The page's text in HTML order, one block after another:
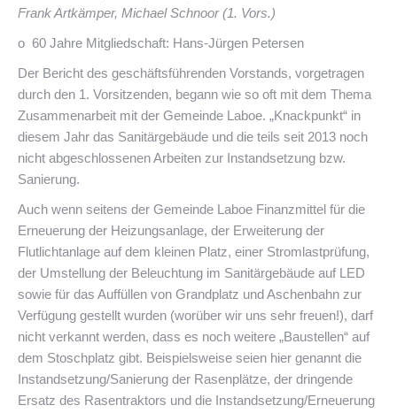
Frank Artkämper, Michael Schnoor (1. Vors.)
o 60 Jahre Mitgliedschaft: Hans-Jürgen Petersen
Der Bericht des geschäftsführenden Vorstands, vorgetragen
durch den 1. Vorsitzenden, begann wie so oft mit dem Thema
Zusammenarbeit mit der Gemeinde Laboe. „Knackpunkt“ in
diesem Jahr das Sanitärgebäude und die teils seit 2013 noch
nicht abgeschlossenen Arbeiten zur Instandsetzung bzw.
Sanierung.
Auch wenn seitens der Gemeinde Laboe Finanzmittel für die
Erneuerung der Heizungsanlage, der Erweiterung der
Flutlichtanlage auf dem kleinen Platz, einer Stromlastprüfung,
der Umstellung der Beleuchtung im Sanitärgebäude auf LED
sowie für das Auffüllen von Grandplatz und Aschenbahn zur
Verfügung gestellt wurden (worüber wir uns sehr freuen!), darf
nicht verkannt werden, dass es noch weitere „Baustellen“ auf
dem Stoschplatz gibt. Beispielsweise seien hier genannt die
Instandsetzung/Sanierung der Rasenplätze, der dringende
Ersatz des Rasentraktors und die Instandsetzung/Erneuerung